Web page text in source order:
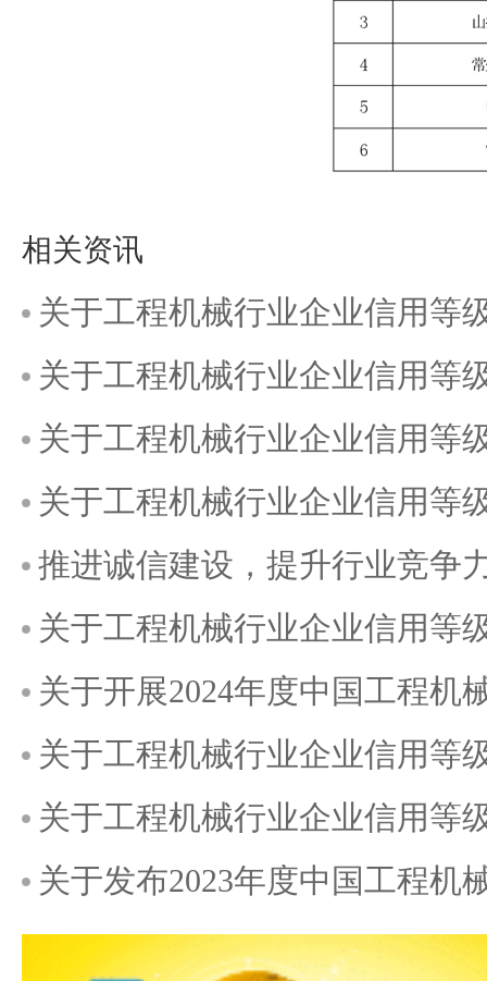
相关资讯
关于工程机械行业企业信用等
关于工程机械行业企业信用等
关于工程机械行业企业信用等
关于工程机械行业企业信用等
推进诚信建设，提升行业竞
关于工程机械行业企业信用等
关于开展2024年度中国工程机
关于工程机械行业企业信用等
关于工程机械行业企业信用等
关于发布2023年度中国工程机